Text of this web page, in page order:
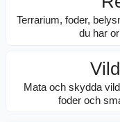
Terrarium, foder,
du har
Mata och skydda
foder och